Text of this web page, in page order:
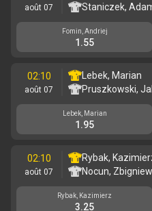
août 07
Staniczek,
Fomin, Andriej
1.55
02:10
août 07
Lebek, Marian
Pruszkowski,
Lebek, Marian
1.95
02:10
août 07
Rybak,
Nocun, Zbigniew
Rybak, Kazimierz
3.25